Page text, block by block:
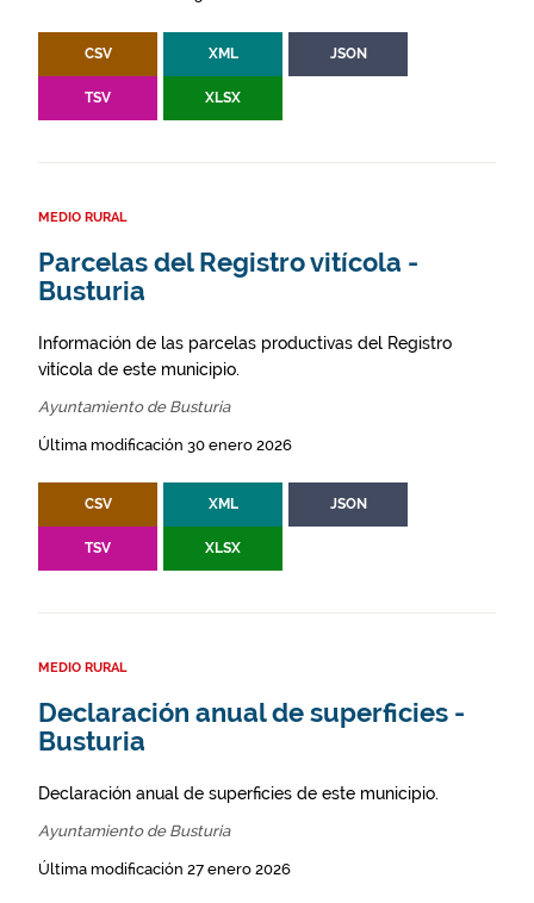
CSV XML JSON
TSV XLSX
MEDIO RURAL
Parcelas del Registro vitícola -
Busturia
Información de las parcelas productivas del Registro
vitícola de este municipio.
Ayuntamiento de Busturia
Última modificación 30 enero 2026
CSV XML JSON
TSV XLSX
MEDIO RURAL
Declaración anual de superficies -
Busturia
Declaración anual de superficies de este municipio.
Ayuntamiento de Busturia
Última modificación 27 enero 2026